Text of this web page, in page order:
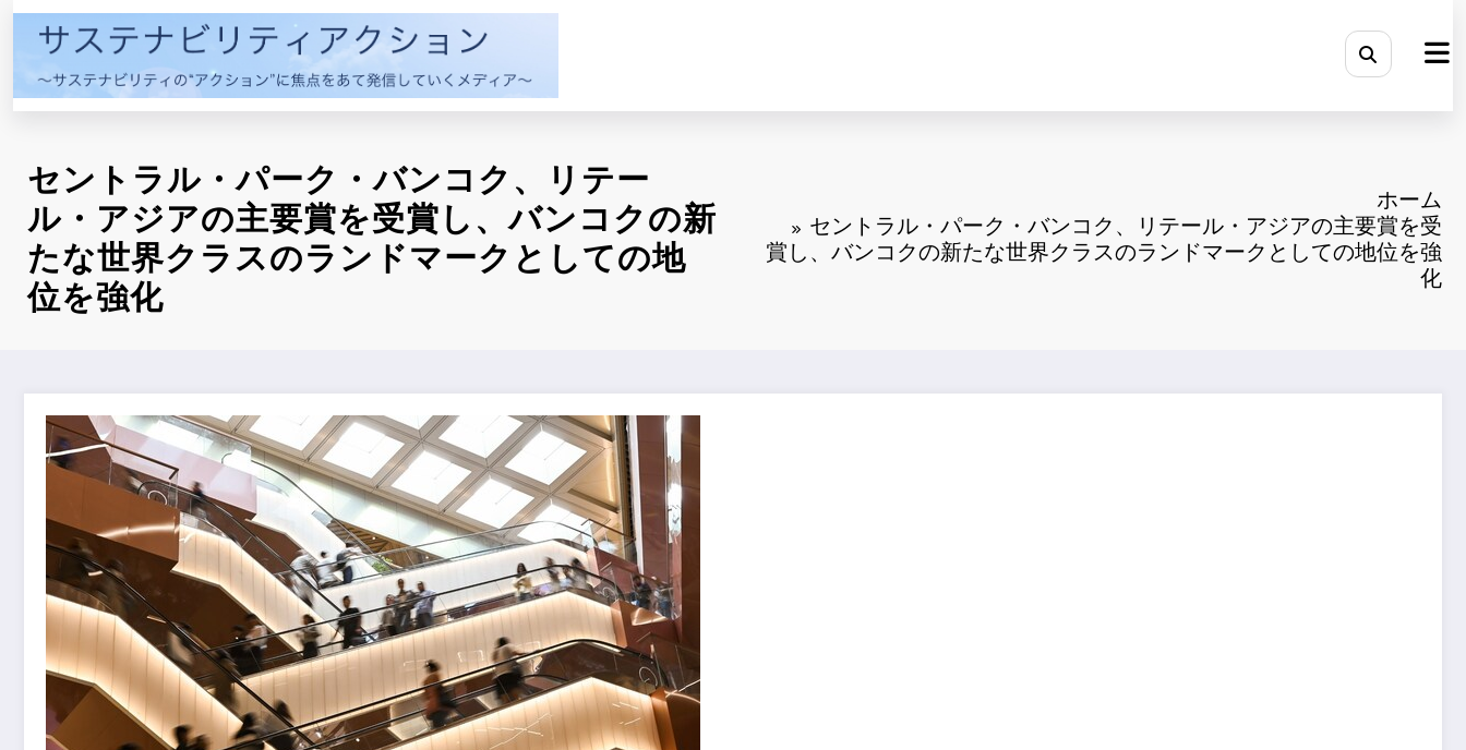
コ
ン
セントラル・パーク・バンコク、リテー
ル・アジアの主要賞を受賞し、バンコクの新
たな世界クラスのランドマークとしての地
位を強化
ホーム
セントラル・パーク・バンコク、リテール・アジアの主要賞を受
賞し、バンコクの新たな世界クラスのランドマークとしての地位を強
化